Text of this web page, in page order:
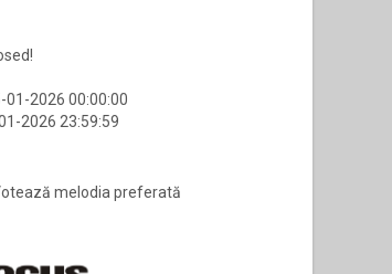
2026 00:00:00
2026 23:59:59
melodia preferată